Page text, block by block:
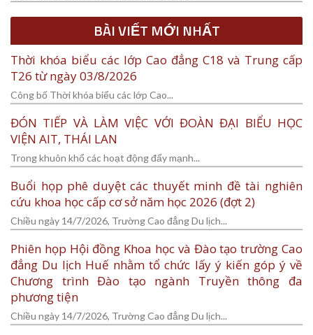
BÀI VIẾT MỚI NHẤT
Thời khóa biểu các lớp Cao đẳng C18 và Trung cấp
T26 từ ngày 03/8/2026
Công bố Thời khóa biểu các lớp Cao...
ĐÓN TIẾP VÀ LÀM VIỆC VỚI ĐOÀN ĐẠI BIỂU HỌC
VIỆN AIT, THÁI LAN
Trong khuôn khổ các hoạt động đẩy mạnh...
Buổi họp phê duyệt các thuyết minh đề tài nghiên
cứu khoa học cấp cơ sở năm học 2026 (đợt 2)
Chiều ngày 14/7/2026, Trường Cao đẳng Du lịch...
Phiên họp Hội đồng Khoa học và Đào tạo trường Cao
đẳng Du lịch Huế nhằm tổ chức lấy ý kiến góp ý về
Chương trình Đào tạo ngành Truyền thông đa
phương tiện
Chiều ngày 14/7/2026, Trường Cao đẳng Du lịch...